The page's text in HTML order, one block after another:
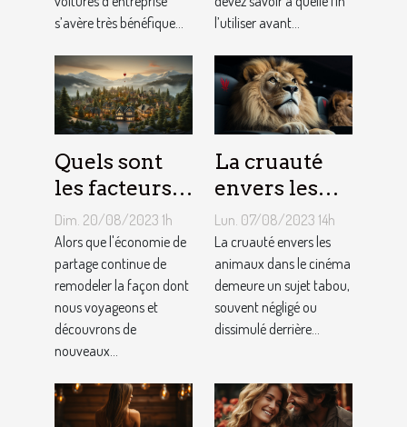
s’avère très bénéfique...
l’utiliser avant...
Quels sont
les facteurs
qui sous-
tendent la
tarification
des services
de
conciergerie
Dim. 20/08/2023 1h
Alors que l'économie de
partage continue de
remodeler la façon dont
nous voyageons et
découvrons de
nouveaux...
La cruauté
envers les
animaux
dans le
cinéma : un
sujet tabou
Lun. 07/08/2023 14h
La cruauté envers les
animaux dans le cinéma
demeure un sujet tabou,
souvent négligé ou
dissimulé derrière...